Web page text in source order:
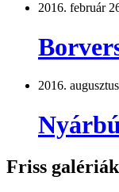
2016. február
2016.
Friss galériák